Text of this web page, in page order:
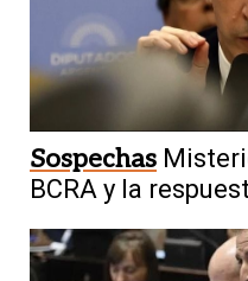
Sospechas
BCRA y la